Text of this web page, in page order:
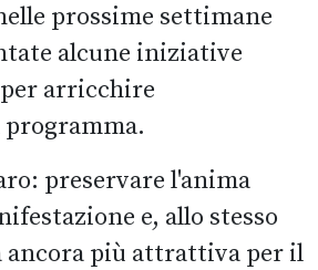
prossime settimane
alcune iniziative
arricchire
preservare l'anima
e, allo stesso
ancora più attrattiva per il